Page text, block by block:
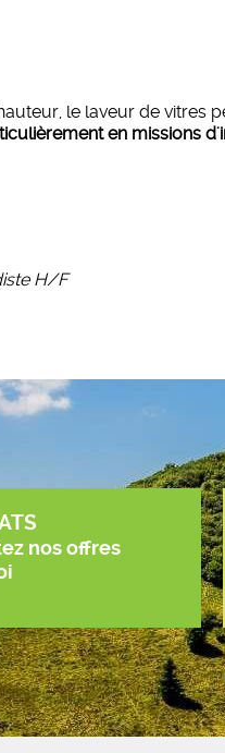
le laveur de vitres
en missions
H/F
nos offres